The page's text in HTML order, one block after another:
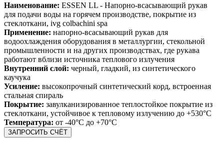
Наименование: ESSEN LL - Напорно-всасывающий рукав
для подачи воды на горячем производстве, покрытие из
стеклоткани, ivg colbachini spa
Применение: напорно-всасывающий рукав для
водоохлаждения оборудования в металлургии, стекольной
промышленности и на других производствах, где рукава
работают вблизи источника теплового излучения
Внутренний слой: черный, гладкий, из синтетического
каучука
Усиление: высокопрочный синтетический корд, встроенная
стальная спираль
Покрытие: завулканизированное теплостойкое покрытие из
стеклоткани, устойчивое к тепловому излучению до +530°C
Температура: от -40°C до +70°C
ЗАПРОСИТЬ СЧЁТ